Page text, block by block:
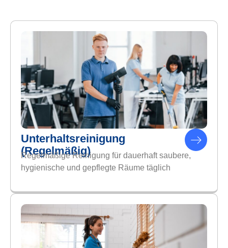
Unterhaltsreinigung
(Regelmäßig)
Regelmäßige Reinigung für dauerhaft saubere,
hygienische und gepflegte Räume täglich